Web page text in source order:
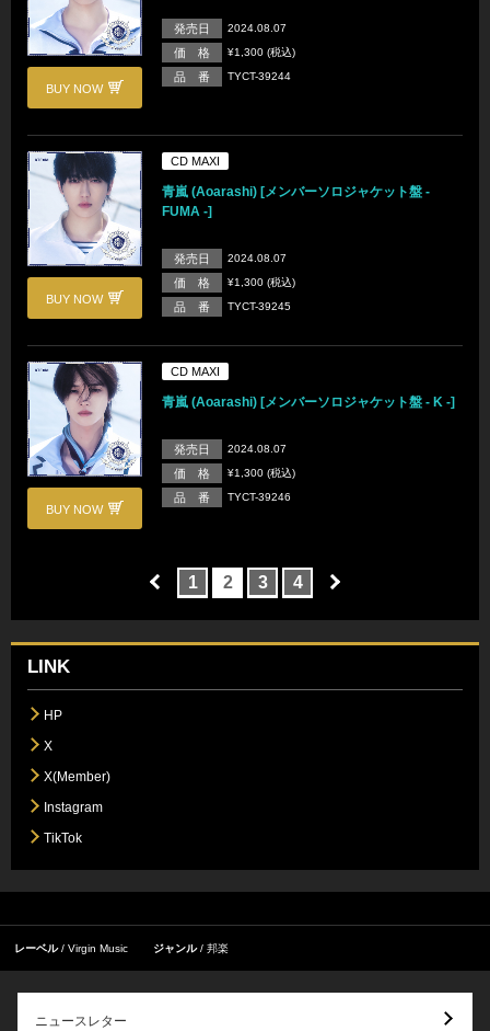
BUY NOW
発売日 2024.08.07
価 格 ¥1,300 (税込)
品 番 TYCT-39244
BUY NOW
CD MAXI
青嵐 (Aoarashi) [メンバーソロジャケット盤 -
FUMA -]
発売日 2024.08.07
価 格 ¥1,300 (税込)
品 番 TYCT-39245
BUY NOW
CD MAXI
青嵐 (Aoarashi) [メンバーソロジャケット盤 - K -]
発売日 2024.08.07
価 格 ¥1,300 (税込)
品 番 TYCT-39246
1 2 3 4
LINK
HP
X
X(Member)
Instagram
TikTok
レーベル Virgin Music ジャンル 邦楽
ニュースレター